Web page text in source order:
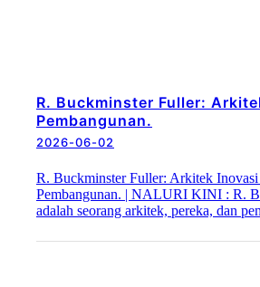
R. Buckminster Fuller:
Pembangunan.
2026-06-02
R. Buckminster Fuller: Arkitek Inovasi
Pembangunan. | NALURI KINI : R.
adalah seorang arkitek, pereka, dan